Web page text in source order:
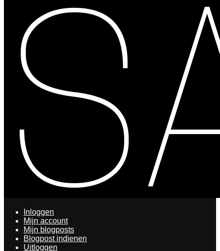
Inloggen
Mijn account
Mijn blogposts
Blogpost indienen
Uitloggen